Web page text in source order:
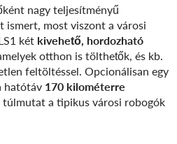
nagy teljesítményű
most viszont a városi
két kivehető, hordozható
otthon is tölthetők, és kb.
feltöltéssel. Opcionálisan egy
hatótáv 170 kilométerre
túlmutat a tipikus városi robogók